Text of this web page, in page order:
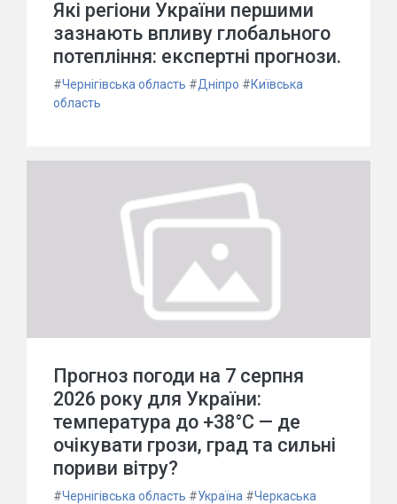
Які регіони України першими
зазнають впливу глобального
потепління: експертні прогнози.
#Чернігівська область #Дніпро #Київська
область
Прогноз погоди на 7 серпня
2026 року для України:
температура до +38°C — де
очікувати грози, град та сильні
пориви вітру?
#Чернігівська область #Україна #Черкаська